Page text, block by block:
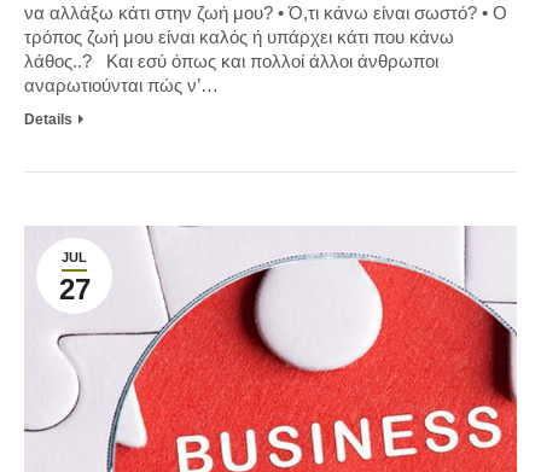
να αλλάξω κάτι στην ζωή μου? • Ό,τι κάνω είναι σωστό? • Ο
τρόπος ζωή μου είναι καλός ή υπάρχει κάτι που κάνω
λάθος..? Και εσύ όπως και πολλοί άλλοι άνθρωποι
αναρωτιούνται πώς ν’…
Details
JUL
27